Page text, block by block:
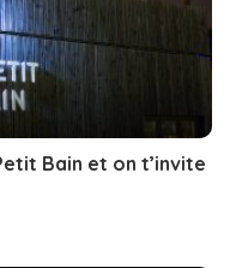
Bain et on t’invite